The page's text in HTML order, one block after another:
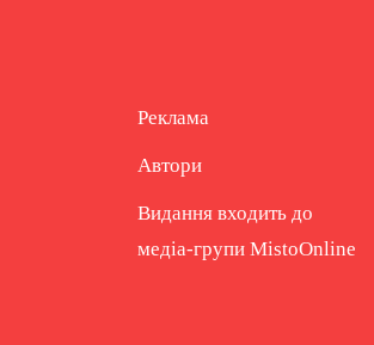
Реклама
Автори
Видання входить до
медіа-групи MistoOnline